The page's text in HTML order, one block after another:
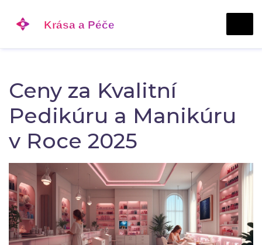
Ceny za Kvalitní
Pedikúru a Manikúru
v Roce 2025